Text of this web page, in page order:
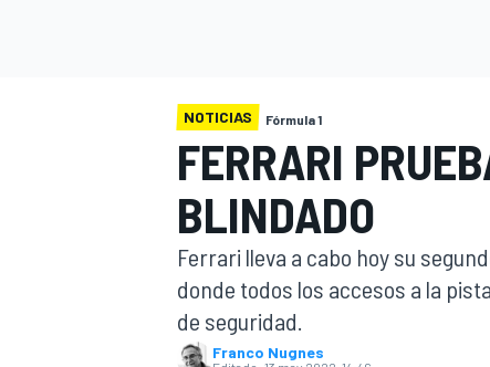
INDYCAR
NOTICIAS Fórmula 1
FERRARI
BLINDADO
Ferrari lleva a cabo hoy su
donde todos los accesos a la
de seguridad.
Franco Nugnes